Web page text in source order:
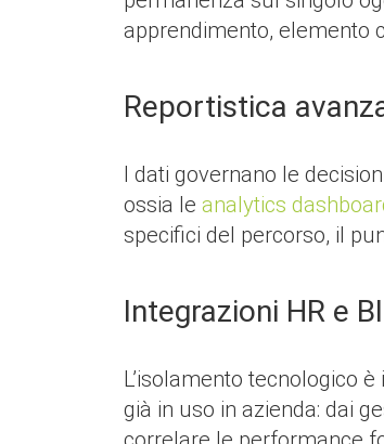
apprendimento, elemento
Reportistica
I dati governano le
ossia le analytics
specifici del percorso, il
Integrazioni HR e BI
L’isolamento tecnologico
già in uso in azienda: dai